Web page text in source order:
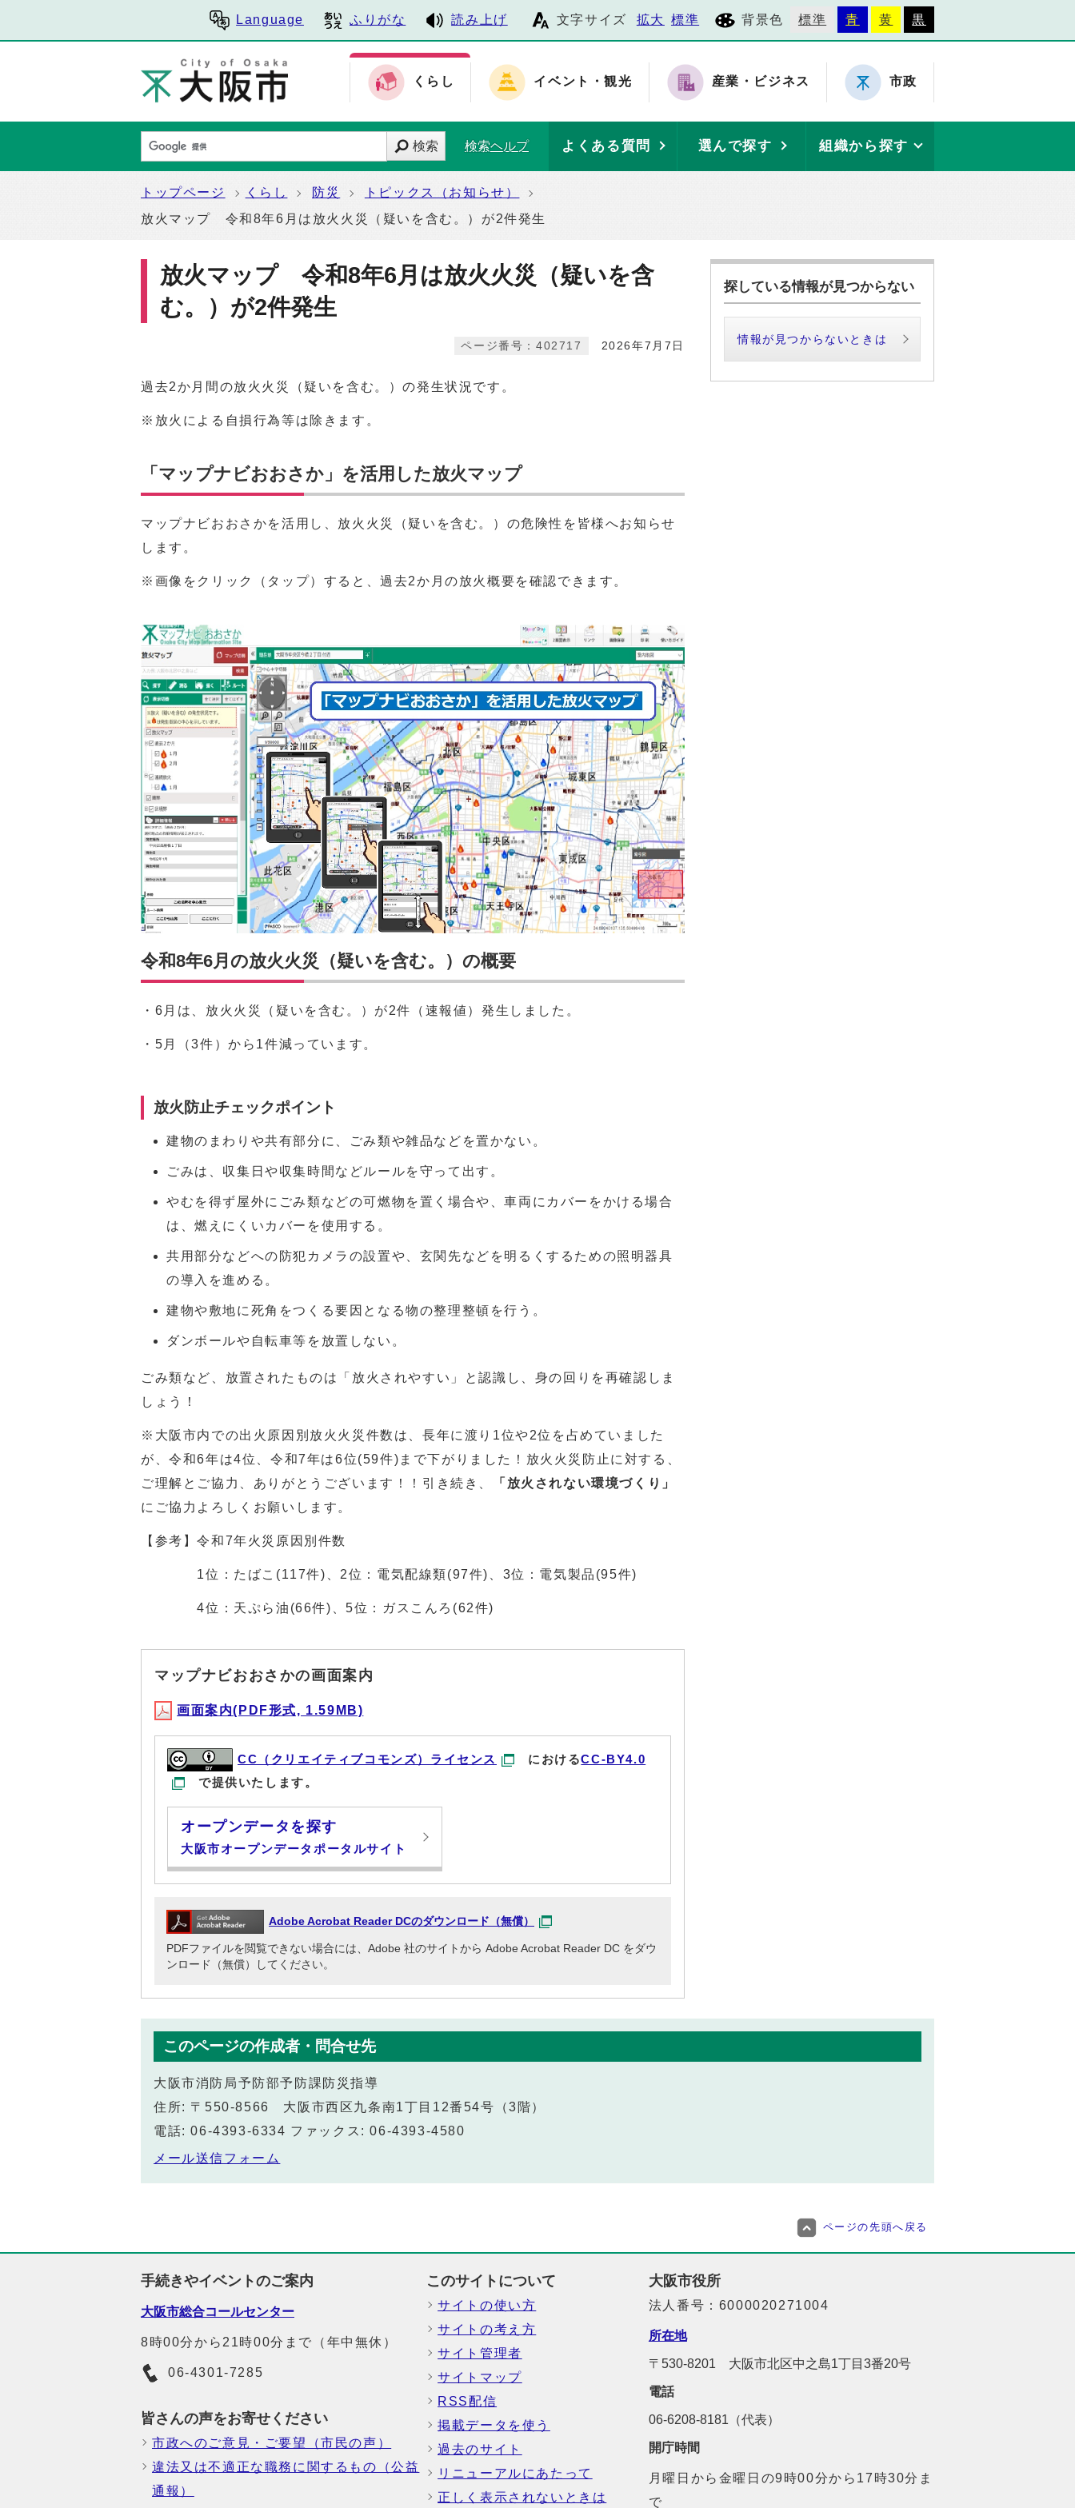
Language ふりがな 読み上げ 文字サイズ 拡大 標準 背景色 標準 青 黄 黒
くらし イベント・観光 産業・ビジネス 市政
検索 検索ヘルプ よくある質問 選んで探す 組織から探す
トップページ くらし 防災
トピックス（お知らせ）
放火マップ 令和8年6月は放火火災（疑いを含む。）が2件発生
放火マップ 令和8年6月は放火火災（疑いを含
む。）が2件発生
2026年7月7日
ページ番号：402717
過去2か月間の放火火災（疑いを含む。）の発生状況です。
※放火による自損行為等は除きます。
「マップナビおおさか」を活用した放火マップ
マップナビおおさかを活用し、放火火災（疑いを含む。）の危険性を皆様へお知らせ
します。
※画像をクリック（タップ）すると、過去2か月の放火概要を確認できます。
令和8年6月の放火火災（疑いを含む。）の概要
・6月は、放火火災（疑いを含む。）が2件（速報値）発生しました。
・5月（3件）から1件減っています。
放火防止チェックポイント
建物のまわりや共有部分に、ごみ類や雑品などを置かない。
ごみは、収集日や収集時間などルールを守って出す。
やむを得ず屋外にごみ類などの可燃物を置く場合や、車両にカバーをかける場合
は、燃えにくいカバーを使用する。
共用部分などへの防犯カメラの設置や、玄関先などを明るくするための照明器具
の導入を進める。
建物や敷地に死角をつくる要因となる物の整理整頓を行う。
ダンボールや自転車等を放置しない。
ごみ類など、放置されたものは「放火されやすい」と認識し、身の回りを再確認しま
しょう！
※大阪市内での出火原因別放火火災件数は、長年に渡り1位や2位を占めていました
が、令和6年は4位、令和7年は6位(59件)まで下がりました！放火火災防止に対する、
ご理解とご協力、ありがとうございます！！引き続き、
「 放火されない環境づくり」
にご協力よろしくお願いします。
【参考】令和7年火災原因別件数
1位：たばこ(117件)、2位：電気配線類(97件)、3位：電気製品(95件)
4位：天ぷら油(66件)、5位：ガスこんろ(62件)
マップナビおおさかの画面案内
画面案内(PDF形式, 1.59MB)
CC（クリエイティブコモンズ）ライセンス におけるCC-BY4.0
で提供いたします。
オープンデータを探す
大阪市オープンデータポータルサイト
Adobe Acrobat Reader DCのダウンロード（無償）
PDFファイルを閲覧できない場合には、Adobe 社のサイトから Adobe Acrobat Reader DC をダウ
ンロード（無償）してください。
探している情報が見つからない
情報が見つからないときは
このページの作成者・問合せ先
大阪市消防局予防部予防課防災指導
住所: 〒550-8566 大阪市西区九条南1丁目12番54号（3階）
電話: 06-4393-6334 ファックス: 06-4393-4580
メール送信フォーム
ページの先頭へ戻る
手続きやイベントのご案内
大阪市総合コールセンター
8時00分から21時00分まで（年中無休）
06-4301-7285
皆さんの声をお寄せください
市政へのご意見・ご要望（市民の声）
違法又は不適正な職務に関するもの（公益
通報）
このサイトについて
サイトの使い方
サイトの考え方
サイト管理者
サイトマップ
RSS配信
掲載データを使う
過去のサイト
リニューアルにあたって
正しく表示されないときは
大阪市役所
法人番号：6000020271004
所在地
〒530-8201 大阪市北区中之島1丁目3番20号
電話
06-6208-8181（代表）
開庁時間
月曜日から金曜日の9時00分から17時30分ま
で